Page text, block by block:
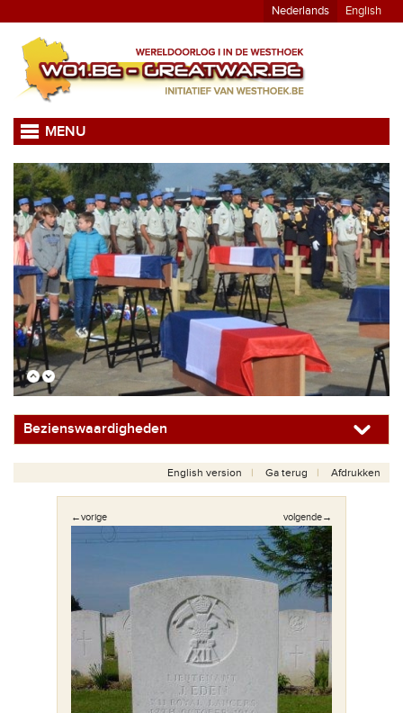
Nederlands English
MENU
Bezienswaardigheden
English version Ga terug Afdrukken
←vorige volgende→